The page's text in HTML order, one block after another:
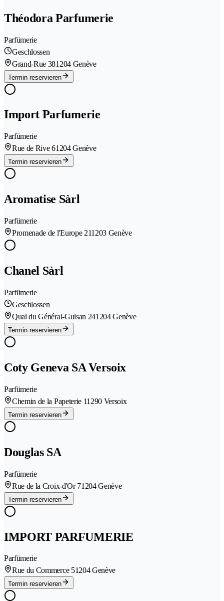
Théodora Parfumerie
Parfümerie
Geschlossen
Grand-Rue 381204 Genève
Termin reservieren
Import Parfumerie
Parfümerie
Rue de Rive 61204 Genève
Termin reservieren
Aromatise Sàrl
Parfümerie
Promenade de l'Europe 211203 Genève
Chanel Sàrl
Parfümerie
Geschlossen
Quai du Général-Guisan 241204 Genève
Termin reservieren
Coty Geneva SA Versoix
Parfümerie
Chemin de la Papeterie 11290 Versoix
Termin reservieren
Douglas SA
Parfümerie
Rue de la Croix-d'Or 71204 Genève
Termin reservieren
IMPORT PARFUMERIE
Parfümerie
Rue du Commerce 51204 Genève
Termin reservieren